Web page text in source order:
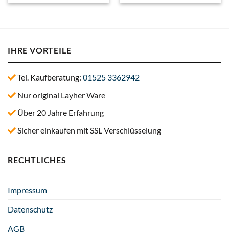
können
werden
können
IHRE VORTEILE
Tel. Kaufberatung: 01525 3362942
Nur original Layher Ware
Über 20 Jahre Erfahrung
Sicher einkaufen mit SSL Verschlüsselung
RECHTLICHES
Impressum
Datenschutz
AGB